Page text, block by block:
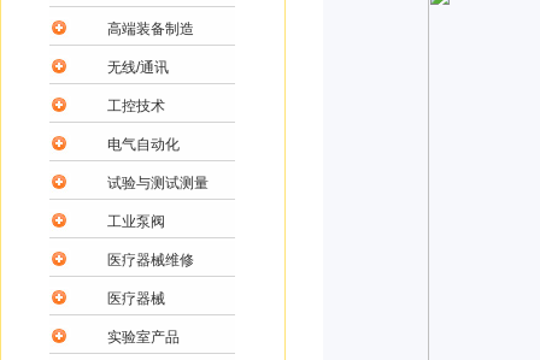
高端装备制造
无线/通讯
工控技术
电气自动化
试验与测试测量
工业泵阀
医疗器械维修
医疗器械
实验室产品